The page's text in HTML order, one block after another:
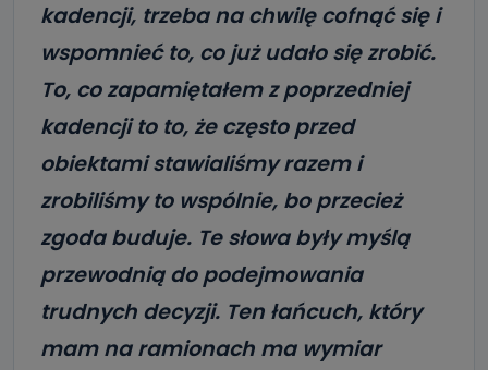
kadencji, trzeba na chwilę cofnąć się i
wspomnieć to, co już udało się zrobić.
To, co zapamiętałem z poprzedniej
kadencji to to, że często przed
obiektami stawialiśmy razem i
zrobiliśmy to wspólnie, bo przecież
zgoda buduje. Te słowa były myślą
przewodnią do podejmowania
trudnych decyzji. Ten łańcuch, który
mam na ramionach ma wymiar